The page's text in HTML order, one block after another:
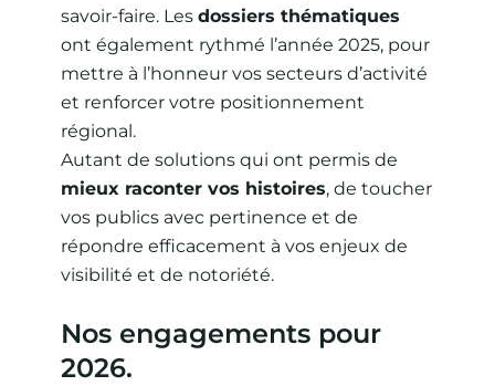
savoir-faire. Les dossiers thématiques
ont également rythmé l’année 2025, pour
mettre à l’honneur vos secteurs d’activité
et renforcer votre positionnement
régional.
Autant de solutions qui ont permis de
mieux raconter vos histoires, de toucher
vos publics avec pertinence et de
répondre efficacement à vos enjeux de
visibilité et de notoriété.
Nos engagements pour
2026.